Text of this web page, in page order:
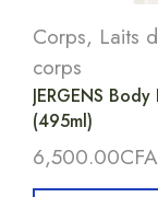
Corps, Laits
corps
JERGENS
(495ml)
6,500.00CFA